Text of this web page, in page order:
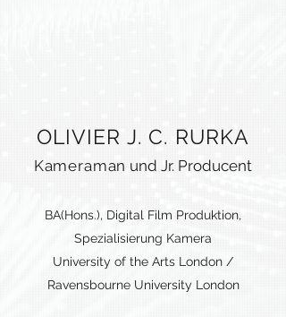
OLIVIER J. C. RURKA
Kameraman und Jr. Producent
BA(Hons.), Digital Film Produktion,
Spezialisierung Kamera
University of the Arts London /
Ravensbourne University London